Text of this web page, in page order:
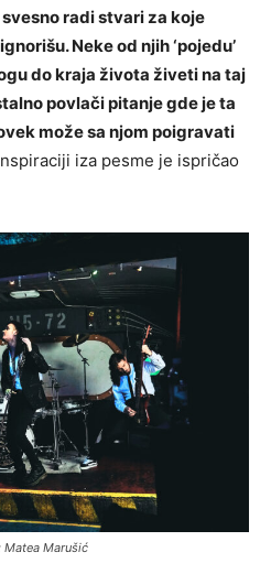
radi stvari za koje
Neke od njih ‘pojedu’
do kraja života živeti na taj
povlači pitanje gde je ta
može sa njom poigravati
iza pesme je ispričao
Marušić